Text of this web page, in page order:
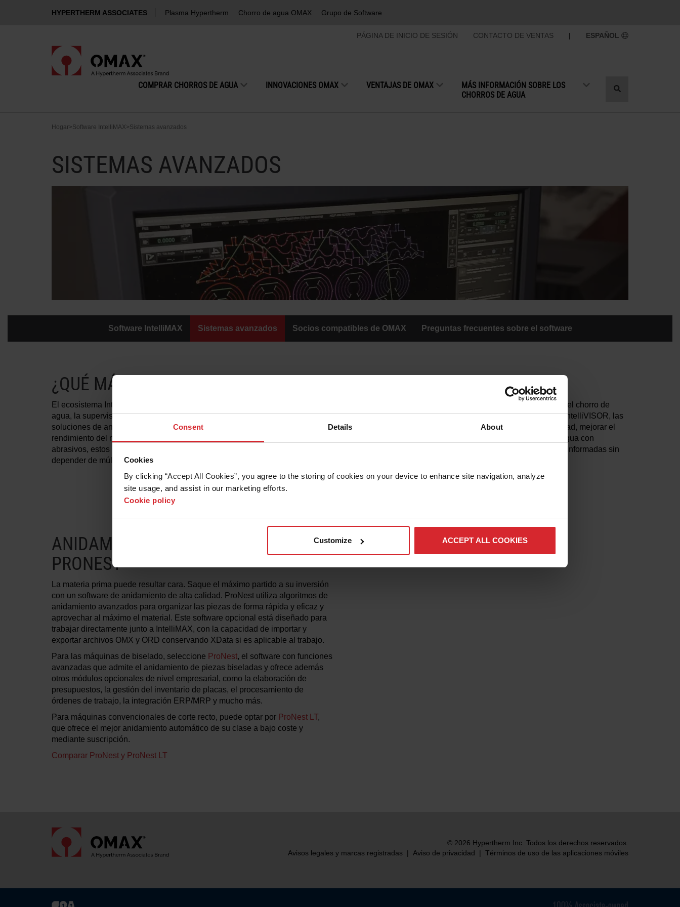
Consent Details About
Cookies
By clicking “Accept All Cookies”, you agree to the storing of cookies on your device to enhance site navigation, analyze
site usage, and assist in our marketing efforts.
Cookie policy
Customize ACCEPT ALL COOKIES
HYPERTHERM ASSOCIATES Plasma Hypertherm Chorro de agua OMAX Grupo de Software
PÁGINA DE INICIO DE SESIÓN CONTACTO DE VENTAS | ESPAÑOL
COMPRAR CHORROS DE AGUA INNOVACIONES OMAX VENTAJAS DE OMAX
MÁS INFORMACIÓN SOBRE LOS
CHORROS DE AGUA
Cambiar
Hogar>Software IntelliMAX>Sistemas avanzados
SISTEMAS AVANZADOS
Software IntelliMAX Sistemas avanzados Socios compatibles de OMAX Preguntas frecuentes sobre el software
¿QUÉ MÁS PUEDE HACER INTELLIMAX?
El ecosistema IntelliMAX se extiende más allá del CAD/CAM y el control de máquinas para incluir sistemas avanzados para la automatización del chorro de
agua, la supervisión de la producción, la optimización de materiales y la eficiencia operativa. Tecnologías como la monitorización de máquinas IntelliVISOR, las
soluciones de anidado automatizado y las herramientas de mejora de la productividad ayudan a los fabricantes a maximizar el tiempo de actividad, mejorar el
rendimiento del material y obtener una mayor visibilidad del rendimiento del taller. Diseñados específicamente para aplicaciones de chorro de agua con
abrasivos, estos sistemas integrados permiten a los fabricantes aumentar la producción, reducir los residuos y tomar decisiones operativas más informadas sin
depender de múltiples plataformas de software desconectadas.
ANIDAMIENTO AUTOMÁTICO CON
PRONEST
La materia prima puede resultar cara. Saque el máximo partido a su inversión
con un software de anidamiento de alta calidad. ProNest utiliza algoritmos de
anidamiento avanzados para organizar las piezas de forma rápida y eficaz y
aprovechar al máximo el material. Este software opcional está diseñado para
trabajar directamente junto a IntelliMAX, con la capacidad de importar y
exportar archivos OMX y ORD conservando XData si es aplicable al trabajo.
Para las máquinas de biselado, seleccione ProNest, el software con funciones
avanzadas que admite el anidamiento de piezas biseladas y ofrece además
otros módulos opcionales de nivel empresarial, como la elaboración de
presupuestos, la gestión del inventario de placas, el procesamiento de
órdenes de trabajo, la integración ERP/MRP y mucho más.
Para máquinas convencionales de corte recto, puede optar por ProNest LT,
que ofrece el mejor anidamiento automático de su clase a bajo coste y
mediante suscripción.
Comparar ProNest y ProNest LT
© 2026 Hypertherm Inc. Todos los derechos reservados.
Avisos legales y marcas registradas
| Aviso de privacidad | Términos de uso de las aplicaciones móviles